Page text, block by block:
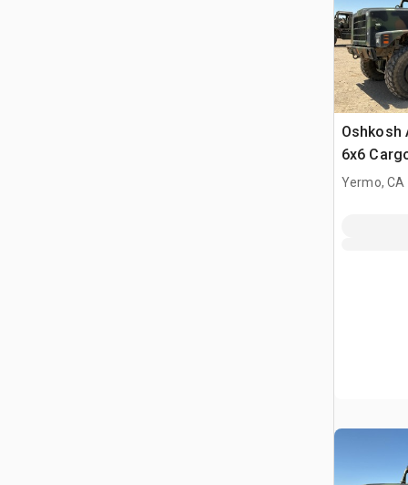
Oshkosh
6x6
Yermo, CA